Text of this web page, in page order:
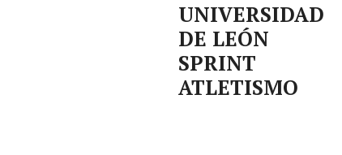
UNIVERSIDAD
DE LEÓN
SPRINT
ATLETISMO